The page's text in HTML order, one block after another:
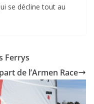
se décline tout au
Ferrys
de l’Armen Race